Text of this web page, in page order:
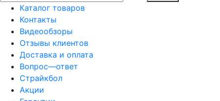
Каталог товаров
Контакты
Видеообзоры
Отзывы клиентов
Доставка и оплата
Вопрос—ответ
Страйкбол
Акции